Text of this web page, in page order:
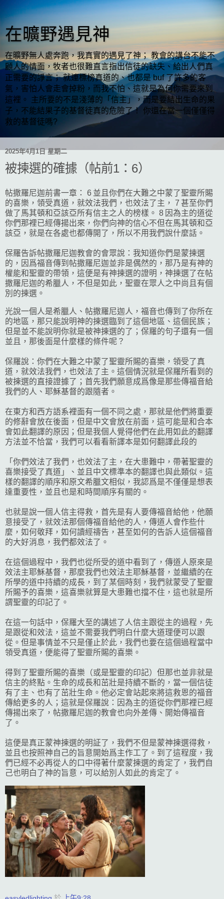
在曠野遇見神
在曠野無人處奔跑，我真實的遇見了神； 教會的講台不能不
顧人的情面，牧者也很難直言指出信徒的缺失、給出人們真
正需要的諍言； 就連標榜真道的、也都是 buf 了許多的客
氣，害怕人會走會掉粉，而我不怕、這就是為何你需要來到
這裡。 主所要的不是淺薄的「信主」，而是要結出生命的果
子，不能結果子的基督徒真的危險了！ 你還在當一個僅僅得
救的基督徒嗎?
2025年4月1日 星期二
被揀選的確據（帖前1：6）
帖撒羅尼迦前書一章： 6 並且你們在大難之中蒙了聖靈所賜
的喜樂，領受真道，就效法我們，也效法了主， 7 甚至你們
做了馬其頓和亞該亞所有信主之人的榜樣。 8 因為主的道從
你們那裡已經傳揚出來，你們向神的信心不但在馬其頓和亞
該亞，就是在各處也都傳開了，所以不用我們說什麼話。
保羅告訴帖撒羅尼迦教會的會眾說：我知道你們是蒙揀選
的，因爲福音傳到帖撒羅尼迦並非是偶然的，那乃是有神的
權能和聖靈的帶領，這便是有神揀選的證明，神揀選了在帖
撒羅尼迦的希臘人，不但是如此，聖靈在眾人之中尚且有個
別的揀選。
光說一個人是希臘人、帖撒羅尼迦人，福音也傳到了你所在
的地區，那只能說明神的揀選臨到了這個地區、這個民族；
但是並不能說明你就是被神揀選的了；保羅的句子還有一個
並且，那後面是什麼樣的條件呢？
保羅說：你們在大難之中蒙了聖靈所賜的喜樂，領受了真
道，就效法我們，也效法了主。這個情況就是保羅所看到的
被揀選的直接證據了；首先我們願意成爲像是那些傳福音給
我們的人、耶穌基督的跟隨者。
在東方和西方語系裡面有一個不同之處，那就是他們將重要
的修辭會放在後面，但是中文會放在前面，這可能是和合本
會如此翻譯的原因；但是我個人覺得他們在此用如此的翻譯
方法並不恰當，我們可以看看新譯本是如何翻譯此段的
「你們效法了我們，也效法了主，在大患難中，帶著聖靈的
喜樂接受了真道」、並且中文標準本的翻譯也與此類似。這
樣的翻譯的順序和原文希臘文相似，我認爲是不僅僅是想表
達重要性，並且也是和時間順序有關的。
也就是說一個人信主得救，首先是有人要傳福音給他，他願
意接受了，就效法那個傳福音給他的人，傳道人會作些什
麼，如何敬拜，如何讀經禱告，甚至如何的告訴人這個福音
的大好消息，我們都效法了。
在這個過程中，我們也從所受的道中看到了，傳道人原來是
效法主耶穌基督，那麼我們也效法主耶穌基督，並繼續的在
所學的道中持續的成長，到了某個時刻，我們就蒙受了聖靈
所賜予的喜樂，這喜樂就算是大患難也擋不住，這也就是所
謂聖靈的印記了。
在這一句話中，保羅大至的講述了人信主跟從主的過程，先
是跟從和效法，這並不需要我們明白什麼大道理便可以跟
從。但是事情並不只是僅止於此，我們也要在這個過程當中
領受真道，便能得了聖靈所賜的喜樂。
得到了聖靈所賜的喜樂（或是聖靈的印記）但那也並非就是
信主的終點。生命的成長和茁壯是持續不斷的，當一個信徒
有了主、也有了茁壯生命。他必定會站起來將這救恩的福音
傳給更多的人；這就是保羅說：因為主的道從你們那裡已經
傳揚出來了，帖撒羅尼迦的教會也向外差傳、開始傳福音
了。
這便是真正蒙神揀選的明証了，我們不但是蒙神揀選得救，
並且也按照神自己的旨意開始爲主作工了。到了這程度，我
們已經不必再從人的口中得著什麼蒙揀選的肯定了，我們自
己也明白了神的旨意，可以給別人如此的肯定了。